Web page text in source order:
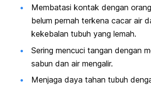
Membatasi kontak dengan
belum pernah terkena cacar air
kekebalan tubuh yang lemah.
Sering mencuci tangan dengan
sabun dan air mengalir.
Menjaga daya tahan tubuh